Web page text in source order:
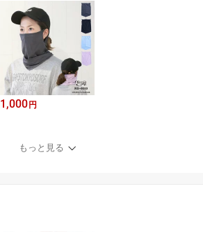
1,000 円
もっと見る